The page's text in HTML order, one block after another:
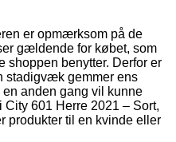
er opmærksom på de
gældende for købet, som
shoppen benytter. Derfor er
stadigvæk gemmer ens
anden gang vil kunne
601 Herre 2021 – Sort,
produkter til en kvinde eller